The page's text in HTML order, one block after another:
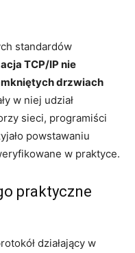
standardów
TCP/IP nie
drzwiach
w niej udział
sieci, programiści
powstawaniu
w praktyce.
praktyczne
działający w